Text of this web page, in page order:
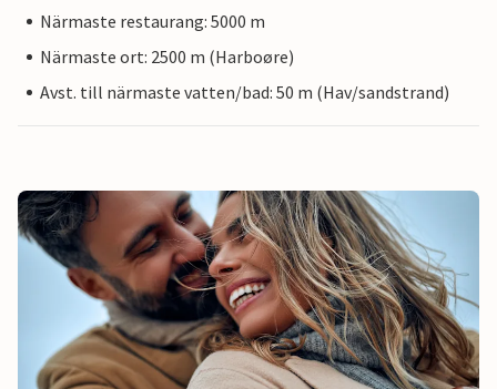
Närmaste restaurang: 5000 m
Närmaste ort: 2500 m (Harboøre)
Avst. till närmaste vatten/bad: 50 m (Hav/sandstrand)